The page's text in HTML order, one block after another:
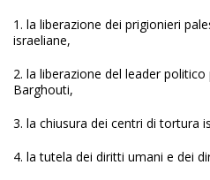
1. la liberazione dei prigionieri
israeliane,
2. la liberazione del leader
Barghouti,
3. la chiusura dei centri di tortura
4. la tutela dei diritti umani e dei